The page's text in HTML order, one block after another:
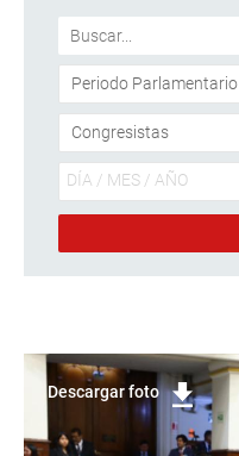
Descargar foto